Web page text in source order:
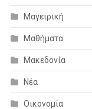
Μαγειρική
Μαθήματα
Μακεδονία
Νέα
Οικονομία